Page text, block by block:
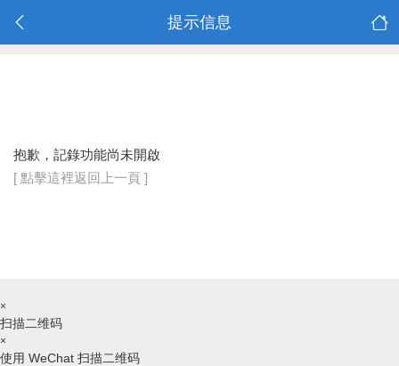
提示信息
抱歉，記錄功能尚未開啟
[ 點擊這裡返回上一頁 ]
×
扫描二维码
×
使用 WeChat 扫描二维码